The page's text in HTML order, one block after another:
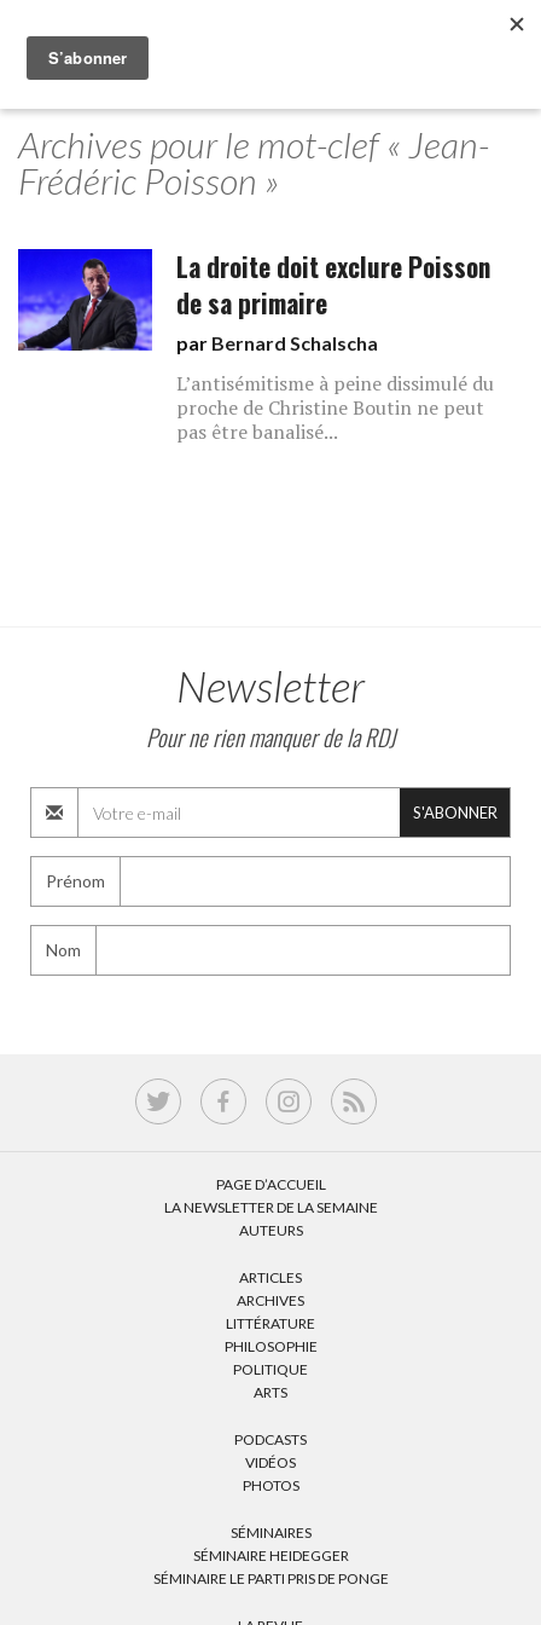
Archives pour le mot-clef « Jean-
Frédéric Poisson »
La droite doit exclure Poisson
de sa primaire
par Bernard Schalscha
L’antisémitisme à peine dissimulé du
proche de Christine Boutin ne peut
pas être banalisé...
Newsletter
Pour ne rien manquer de la RDJ
S'ABONNER
Prénom
Nom
PAGE D’ACCUEIL
LA NEWSLETTER DE LA SEMAINE
AUTEURS
ARTICLES
ARCHIVES
LITTÉRATURE
PHILOSOPHIE
POLITIQUE
ARTS
PODCASTS
VIDÉOS
PHOTOS
SÉMINAIRES
SÉMINAIRE HEIDEGGER
SÉMINAIRE LE PARTI PRIS DE PONGE